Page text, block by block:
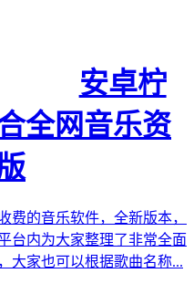
安卓柠
全网音乐资
费的音乐软件，全新版本，
台内为大家整理了非常全面
大家也可以根据歌曲名称...